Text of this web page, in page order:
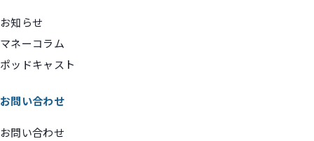
お知らせ
マネーコラム
ポッドキャスト
お問い合わせ
お問い合わせ